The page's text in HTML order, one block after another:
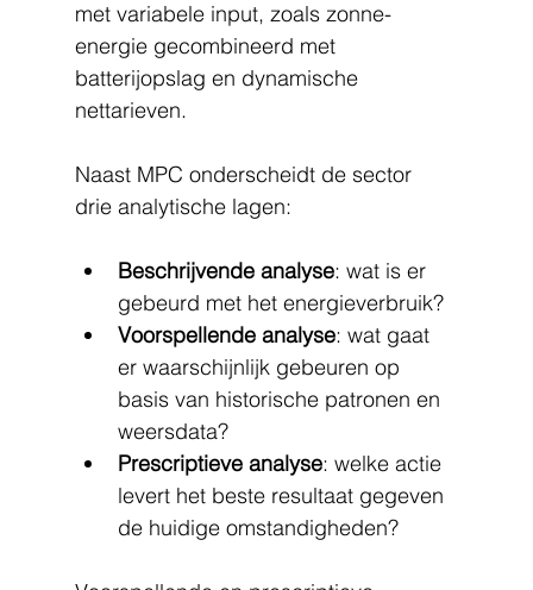
met variabele input, zoals zonne-
energie gecombineerd met
batterijopslag en dynamische
nettarieven.
Naast MPC onderscheidt de sector
drie analytische lagen:
Beschrijvende analyse: wat is er
gebeurd met het energieverbruik?
Voorspellende analyse: wat gaat
er waarschijnlijk gebeuren op
basis van historische patronen en
weersdata?
Prescriptieve analyse: welke actie
levert het beste resultaat gegeven
de huidige omstandigheden?